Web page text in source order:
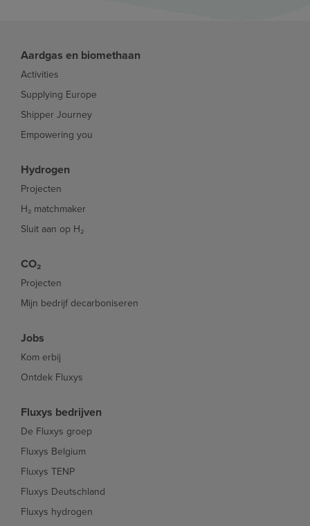
Aardgas en biomethaan
Activities
Supplying Europe
Shipper Journey
Empowering you
Hydrogen
Projecten
H₂ matchmaker
Sluit aan op H₂
CO₂
Projecten
Mijn bedrijf decarboniseren
Jobs
Kom erbij
Ontdek Fluxys
Fluxys bedrijven
De Fluxys groep
Fluxys Belgium
Fluxys TENP
Fluxys Deutschland
Fluxys hydrogen